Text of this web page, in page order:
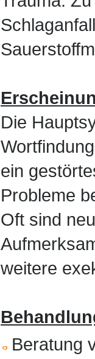
Die
ein
Probleme
Oft sind
weitere
Beratung